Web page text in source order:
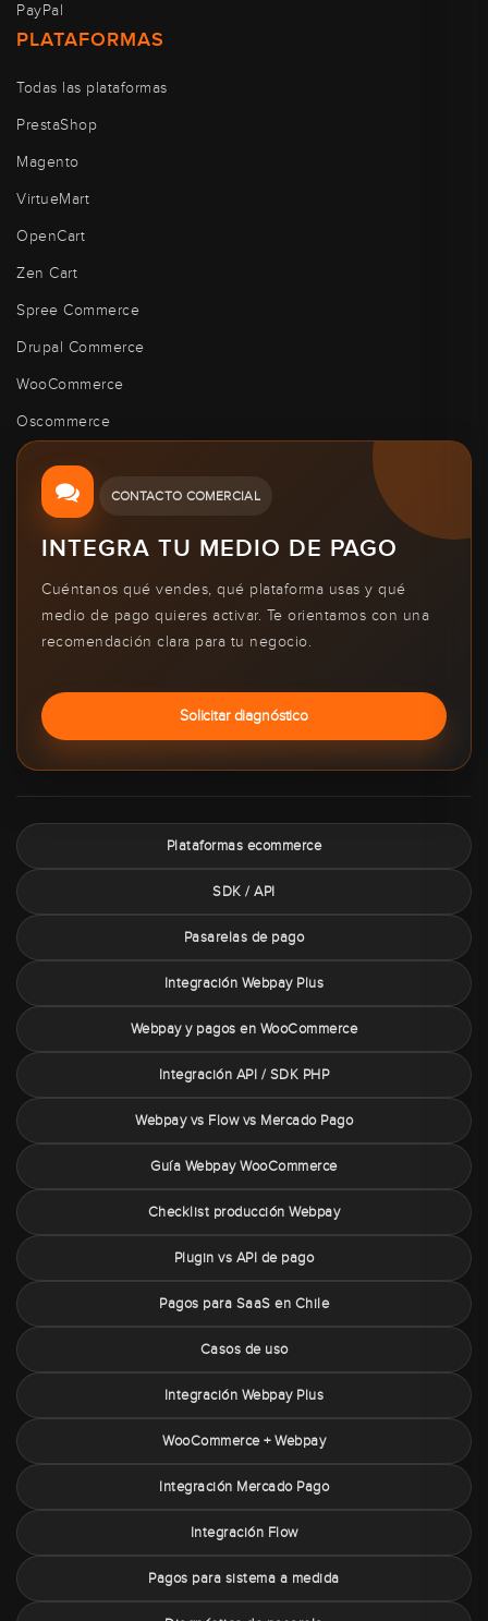
PayPal
PLATAFORMAS
Todas las plataformas
PrestaShop
Magento
VirtueMart
OpenCart
Zen Cart
Spree Commerce
Drupal Commerce
WooCommerce
Oscommerce
CONTACTO COMERCIAL
INTEGRA TU MEDIO DE PAGO
Cuéntanos qué vendes, qué plataforma usas y qué
medio de pago quieres activar. Te orientamos con una
recomendación clara para tu negocio.
Solicitar diagnóstico
Plataformas ecommerce
SDK / API
Pasarelas de pago
Integración Webpay Plus
Webpay y pagos en WooCommerce
Integración API / SDK PHP
Webpay vs Flow vs Mercado Pago
Guía Webpay WooCommerce
Checklist producción Webpay
Plugin vs API de pago
Pagos para SaaS en Chile
Casos de uso
Integración Webpay Plus
WooCommerce + Webpay
Integración Mercado Pago
Integración Flow
Pagos para sistema a medida